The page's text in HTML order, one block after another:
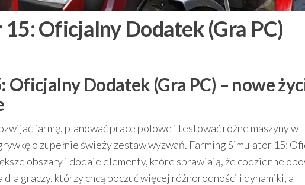
Oficjalny Dodatek (Gra PC)
Oficjalny Dodatek (Gra PC) – nowe
farmę, planować prace polowe i testować różne maszyny w
o zupełnie świeży zestaw wyzwań. Farming Simulator 15:
obszary i dodaje elementy, które sprawiają, że codzienne
graczy, którzy chcą poczuć więcej różnorodności i dynamiki, a